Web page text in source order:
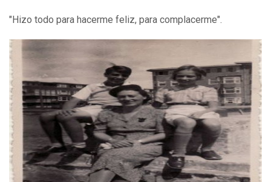
"Hizo todo para hacerme feliz, para complacerme".